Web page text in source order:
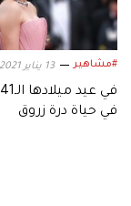
#مشاهير 13 يناير 2021
في حياة درة زروق